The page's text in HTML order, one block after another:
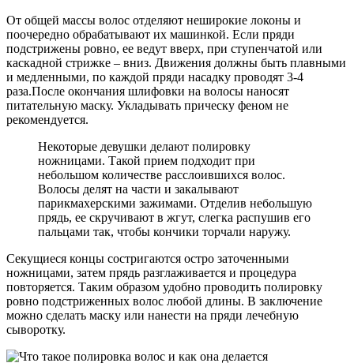
От общей массы волос отделяют неширокие локоны и
поочередно обрабатывают их машинкой. Если пряди
подстрижены ровно, ее ведут вверх, при ступенчатой или
каскадной стрижке – вниз. Движения должны быть плавными
и медленными, по каждой пряди насадку проводят 3-4
раза.После окончания шлифовки на волосы наносят
питательную маску. Укладывать прическу феном не
рекомендуется.
Некоторые девушки делают полировку
ножницами. Такой прием подходит при
небольшом количестве расслоившихся волос.
Волосы делят на части и закалывают
парикмахерскими зажимами. Отделив небольшую
прядь, ее скручивают в жгут, слегка распушив его
пальцами так, чтобы кончики торчали наружу.
Секущиеся концы состригаются остро заточенными
ножницами, затем прядь разглаживается и процедура
повторяется. Таким образом удобно проводить полировку
ровно подстриженных волос любой длины. В заключение
можно сделать маску или нанести на пряди лечебную
сыворотку.